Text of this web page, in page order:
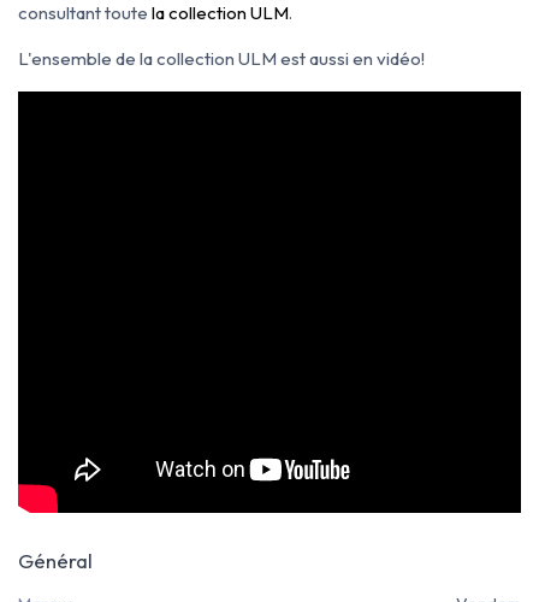
consultant toute la collection ULM.
L'ensemble de la collection ULM est aussi en vidéo!
Général